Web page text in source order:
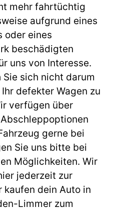
mehr fahrtüchtig
aufgrund eines
oder eines
beschädigten
uns von Interesse.
Sie sich nicht darum
defekter Wagen zu
verfügen über
gerne bei
Sie uns bitte bei
Möglichkeiten. Wir
jederzeit zur
kaufen dein Auto in
Limmer zum